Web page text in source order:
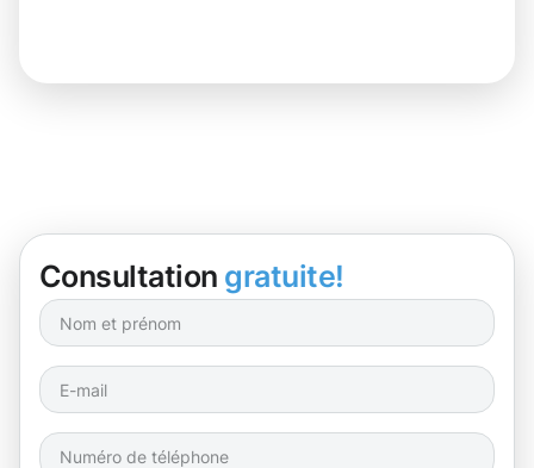
Consultation gratuite!